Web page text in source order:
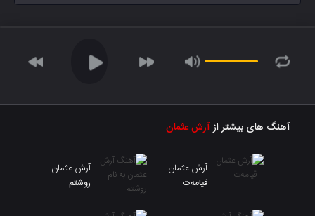
آهنگ های بیشتر ازآرش عثمان
آرش عثمان
قیامەت
آرش عثمان
روشتم